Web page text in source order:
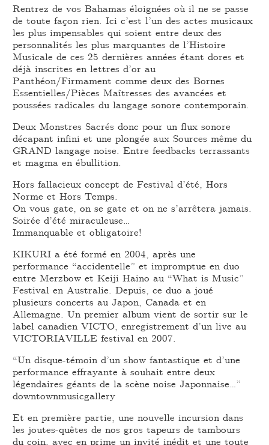
Rentrez de vos Bahamas éloignées où il ne se passe
de toute façon rien. Ici c’est l’un des actes musicaux
les plus impensables qui soient entre deux des
personnalités les plus marquantes de l’Histoire
Musicale de ces 25 dernières années étant dores et
déjà inscrites en lettres d’or au
Panthéon/Firmament comme deux des Bornes
Essentielles/Pièces Maîtresses des avancées et
poussées radicales du langage sonore contemporain.
Deux Monstres Sacrés donc pour un flux sonore
décapant infini et une plongée aux Sources même du
GRAND langage noise. Entre feedbacks terrassants
et magma en ébullition.
Hors fallacieux concept de Festival d’été, Hors
Norme et Hors Temps.
On vous gate, on se gate et on ne s’arrêtera jamais.
Soirée d’été miraculeuse…
Immanquable et obligatoire!
KIKURI a été formé en 2004, après une
performance “accidentelle” et impromptue en duo
entre Merzbow et Keiji Haino au “What is Music”
Festival en Australie. Depuis, ce duo a joué
plusieurs concerts au Japon, Canada et en
Allemagne. Un premier album vient de sortir sur le
label canadien VICTO, enregistrement d’un live au
VICTORIAVILLE festival en 2007.
“Un disque-témoin d’un show fantastique et d’une
performance effrayante à souhait entre deux
légendaires géants de la scène noise Japonnaise…”
downtownmusicgallery
Et en première partie, une nouvelle incursion dans
les joutes-quêtes de nos gros tapeurs de tambours
du coin, avec en prime un invité inédit et une toute